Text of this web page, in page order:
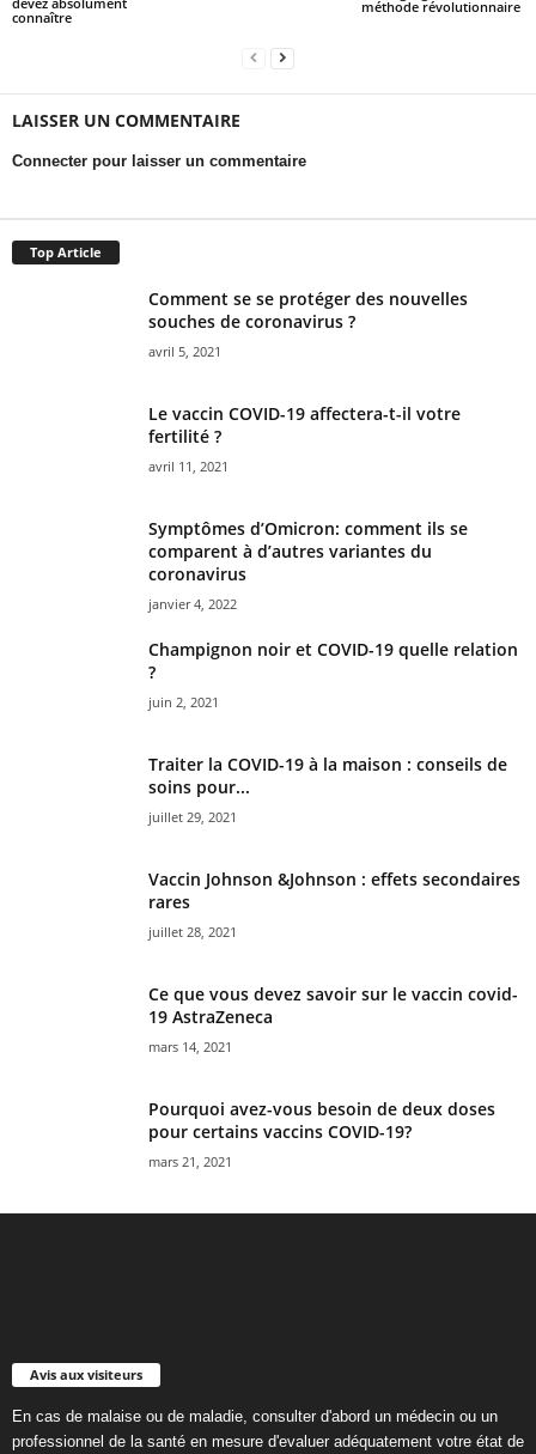
connaître
méthode révolutionnaire
LAISSER UN COMMENTAIRE
Connecter pour laisser un commentaire
Top Article
Comment se se protéger des nouvelles
souches de coronavirus ?
avril 5, 2021
Le vaccin COVID-19 affectera-t-il votre
fertilité ?
avril 11, 2021
Symptômes d’Omicron: comment ils se
comparent à d’autres variantes du
coronavirus
janvier 4, 2022
Champignon noir et COVID-19 quelle relation
?
juin 2, 2021
Traiter la COVID-19 à la maison : conseils de
soins pour...
juillet 29, 2021
Vaccin Johnson &Johnson : effets secondaires
rares
juillet 28, 2021
Ce que vous devez savoir sur le vaccin covid-
19 AstraZeneca
mars 14, 2021
Pourquoi avez-vous besoin de deux doses
pour certains vaccins COVID-19?
mars 21, 2021
Avis aux visiteurs
En cas de malaise ou de maladie, consulter d'abord un médecin ou un
professionnel de la santé en mesure d'evaluer adéquatement votre état de